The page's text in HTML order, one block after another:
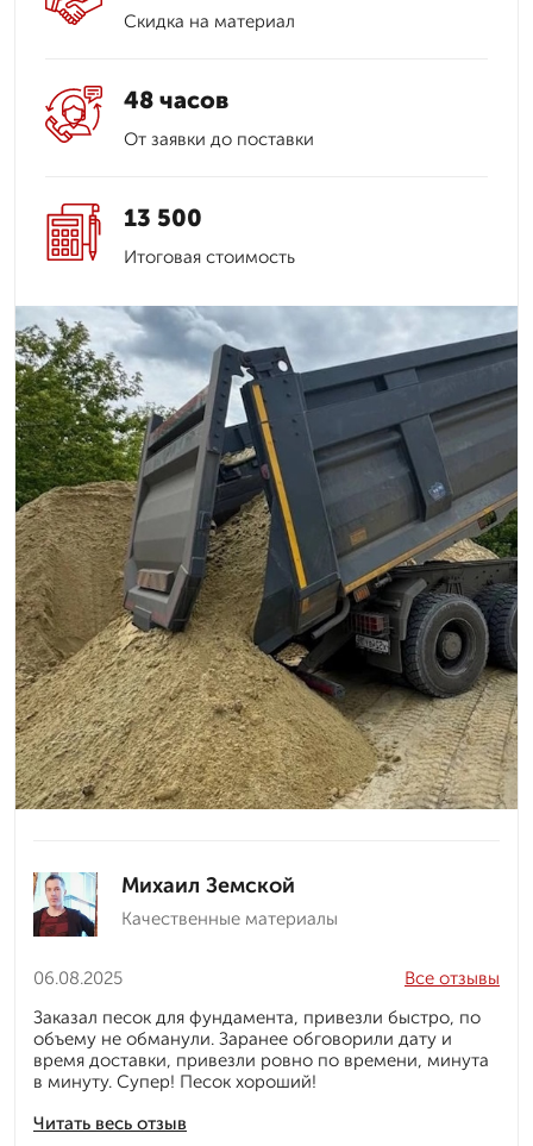
Скидка на материал
48 часов
От заявки до поставки
13 500
Итоговая стоимость
Михаил Земской
Качественные материалы
06.08.2025
Читать весь отзыв
Все отзывы
Заказал песок для фундамента, привезли быстро, по
объему не обманули. Заранее обговорили дату и
время доставки, привезли ровно по времени, минута
в минуту. Супер! Песок хороший!